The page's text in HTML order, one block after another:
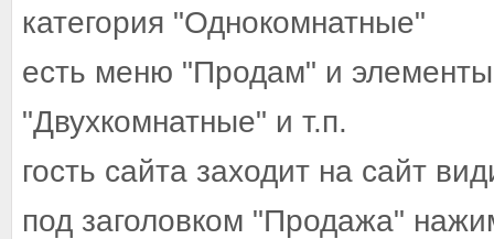
категория "Однокомнатные"
есть меню "Продам" и
"Двухкомнатные" и т.п.
гость сайта заходит на сайт
под заголовком "Продажа"